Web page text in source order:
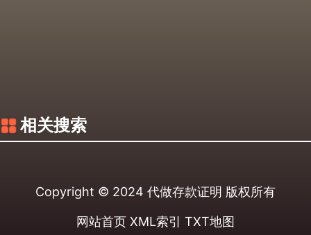
相关搜索
Copyright © 2024 代做存款证明 版权所有
网站首页 XML索引 TXT地图